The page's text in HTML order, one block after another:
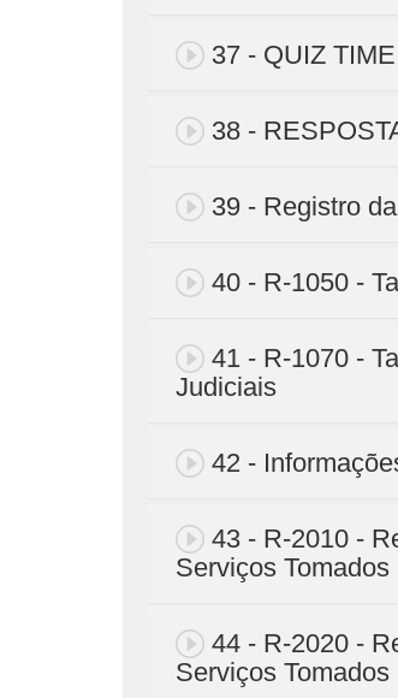
37 - QUIZ TIME
38 -
39 - Registro
40 - R-1050 -
41 - R-1070 -
Judiciais
42 -
43 - R-2010 -
Serviços Tomados
44 - R-2020 -
Serviços Tomados